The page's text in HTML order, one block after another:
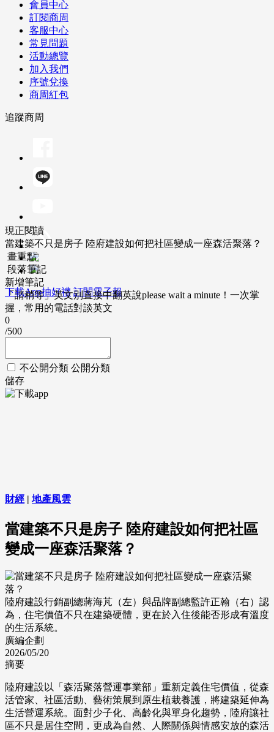
會員中心
訂閱商周
客服中心
常見問題
活動總覽
加入我們
序號兌換
商周紅包
追蹤商周
下載App抽好禮 訂閱電子報
現正閱讀
當建築不只是房子 陸府建設如何把社區變成一座森活聚落？
畫重點
段落筆記
新增筆記
「請稍等」英文別直接中翻英說please wait a minute！一次掌
握，常用的電話對談英文
0
/500
不公開分類 公開分類
儲存
財經 | 地產風雲
當建築不只是房子 陸府建設如何把社區
變成一座森活聚落？
陸府建設行銷副總蔣海芃（左）與品牌副總監許正翰（右）認
為，住宅價值不只在建築硬體，更在於入住後能否形成有溫度
的生活系統。
廣編企劃
2026/05/20
摘要
陸府建設以「森活聚落營運事業部」重新定義住宅價值，從森
活管家、社區活動、藝術策展到原生植栽養護，將建築延伸為
生活營運系統。面對少子化、高齡化與單身化趨勢，陸府讓社
區不只是居住空間，更成為自然、人際關係與情感安放的森活